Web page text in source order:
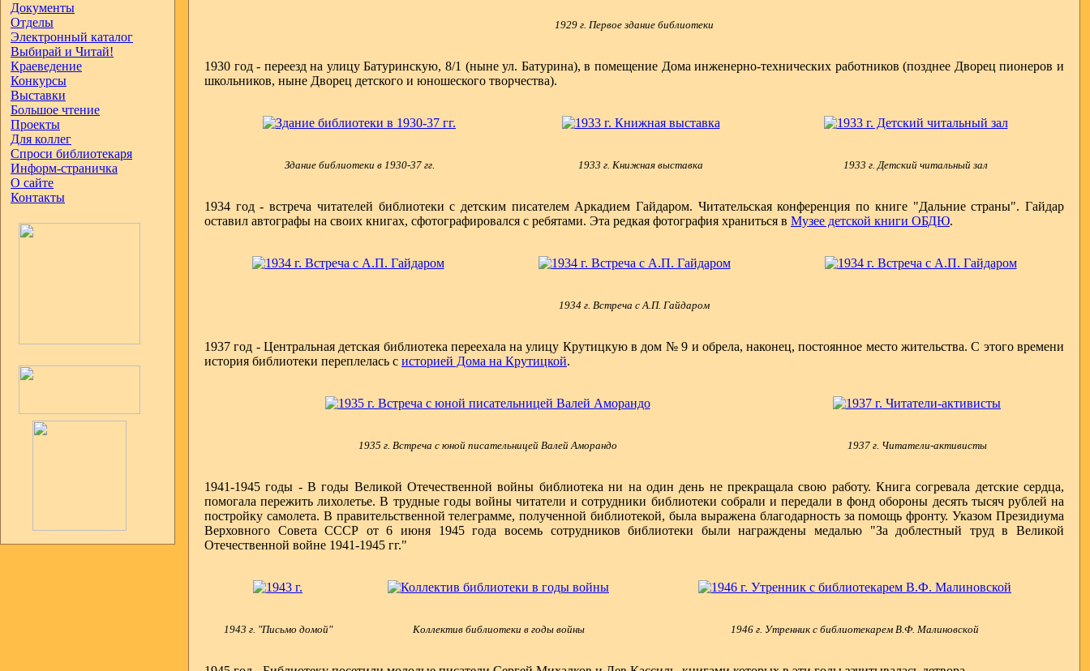
Документы
Отделы
Электронный каталог
Выбирай и Читай!
Краеведение
Конкурсы
Выставки
Большое чтение
Проекты
Для коллег
Спроси библиотекаря
Информ-страничка
О сайте
Контакты
1929 г. Первое здание библиотеки
1930 год - переезд на улицу Батуринскую, 8/1 (ныне ул. Батурина), в помещение Дома инженерно-технических работников (позднее Дворец пионеров и
школьников, ныне Дворец детского и юношеского творчества).
Здание библиотеки в 1930-37 гг. 1933 г. Книжная выставка 1933 г. Детский читальный зал
1934 год - встреча читателей библиотеки с детским писателем Аркадием Гайдаром. Читательская конференция по книге "Дальние страны". Гайдар
оставил автографы на своих книгах, сфотографировался с ребятами. Эта редкая фотография храниться в Музее детской книги ОБДЮ.
1934 г. Встреча с А.П. Гайдаром
1937 год - Центральная детская библиотека переехала на улицу Крутицкую в дом № 9 и обрела, наконец, постоянное место жительства. С этого времени
история библиотеки переплелась с историей Дома на Крутицкой.
1935 г. Встреча с юной писательницей Валей Аморандо 1937 г. Читатели-активисты
1941-1945 годы - В годы Великой Отечественной войны библиотека ни на один день не прекращала свою работу. Книга согревала детские сердца,
помогала пережить лихолетье. В трудные годы войны читатели и сотрудники библиотеки собрали и передали в фонд обороны десять тысяч рублей на
постройку самолета. В правительственной телеграмме, полученной библиотекой, была выражена благодарность за помощь фронту. Указом Президиума
Верховного Совета СССР от 6 июня 1945 года восемь сотрудников библиотеки были награждены медалью "За доблестный труд в Великой
Отечественной войне 1941-1945 гг."
1943 г. "Письмо домой" Коллектив библиотеки в годы войны 1946 г. Утренник с библиотекарем В.Ф. Малиновской